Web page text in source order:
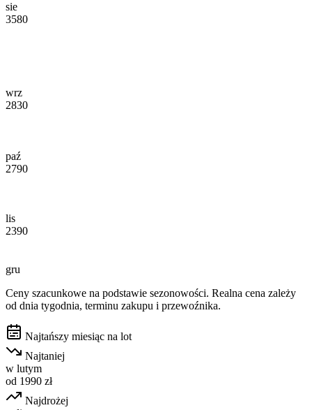
sie
3580
wrz
2830
paź
2790
lis
2390
gru
Ceny szacunkowe na podstawie sezonowości. Realna cena zależy
od dnia tygodnia, terminu zakupu i przewoźnika.
Najtańszy miesiąc na lot
Najtaniej
w lutym
od 1990 zł
Najdrożej